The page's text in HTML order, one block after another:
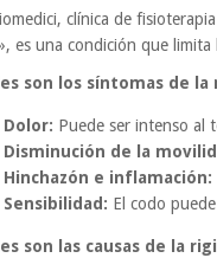
clínica de
es una condición que
son los síntomas de la
Dolor: Puede ser intenso al
Disminución de la
Hinchazón e inflamación:
Sensibilidad: El codo
son las causas de la